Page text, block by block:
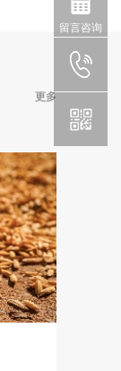
更多
留言咨询